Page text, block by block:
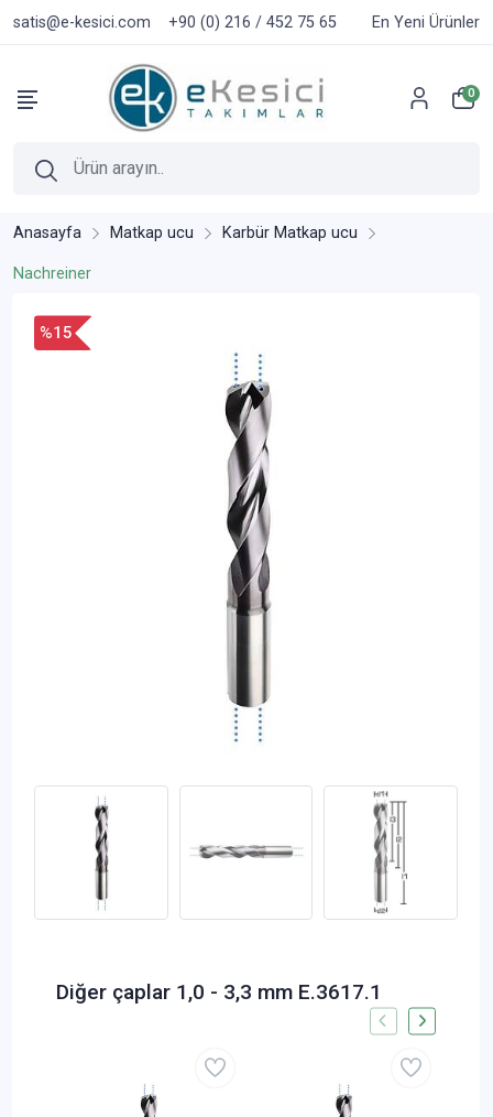
satis@e-kesici.com +90 (0) 216 / 452 75 65 En Yeni Ürünler
0
Anasayfa Matkap ucu Karbür Matkap ucu
Nachreiner
%15
Diğer çaplar 1,0 - 3,3 mm E.3617.1